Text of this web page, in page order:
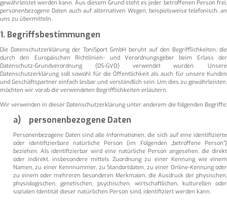
gewährleistet werden kann. Aus diesem Grund steht es jeder betroffenen Person frei,
personenbezogene Daten auch auf alternativen Wegen, beispielsweise telefonisch, an
uns zu übermitteln.
1. Begriffsbestimmungen
Die Datenschutzerklärung der ToniSport GmbH beruht auf den Begrifflichkeiten, die
durch den Europäischen Richtlinien- und Verordnungsgeber beim Erlass der
Datenschutz-Grundverordnung (DS-GVO) verwendet wurden. Unsere
Datenschutzerklärung soll sowohl für die Öffentlichkeit als auch für unsere Kunden
und Geschäftspartner einfach lesbar und verständlich sein. Um dies zu gewährleisten,
möchten wir vorab die verwendeten Begrifflichkeiten erläutern.
Wir verwenden in dieser Datenschutzerklärung unter anderem die folgenden Begriffe:
a) personenbezogene Daten
Personenbezogene Daten sind alle Informationen, die sich auf eine identifizierte
oder identifizierbare natürliche Person (im Folgenden „betroffene Person“)
beziehen. Als identifizierbar wird eine natürliche Person angesehen, die direkt
oder indirekt, insbesondere mittels Zuordnung zu einer Kennung wie einem
Namen, zu einer Kennnummer, zu Standortdaten, zu einer Online-Kennung oder
zu einem oder mehreren besonderen Merkmalen, die Ausdruck der physischen,
physiologischen, genetischen, psychischen, wirtschaftlichen, kulturellen oder
sozialen Identität dieser natürlichen Person sind, identifiziert werden kann.